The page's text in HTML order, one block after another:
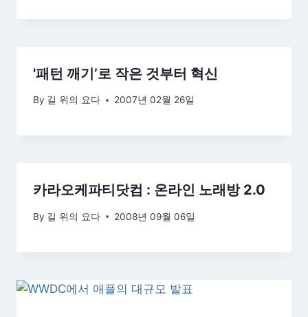
'패턴 깨기’로 작은 것부터 혁신
By 길 위의 요다 2007년 02월 26일
카라오케파티닷컴 : 온라인 노래방 2.0
By 길 위의 요다 2008년 09월 06일